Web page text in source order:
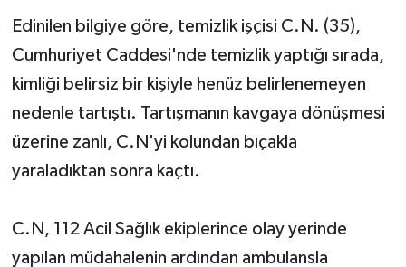
Edinilen bilgiye göre, temizlik işçisi C.N. (35),
Cumhuriyet Caddesi'nde temizlik yaptığı sırada,
kimliği belirsiz bir kişiyle henüz belirlenemeyen
nedenle tartıştı. Tartışmanın kavgaya dönüşmesi
üzerine zanlı, C.N'yi kolundan bıçakla
yaraladıktan sonra kaçtı.
C.N, 112 Acil Sağlık ekiplerince olay yerinde
yapılan müdahalenin ardından ambulansla